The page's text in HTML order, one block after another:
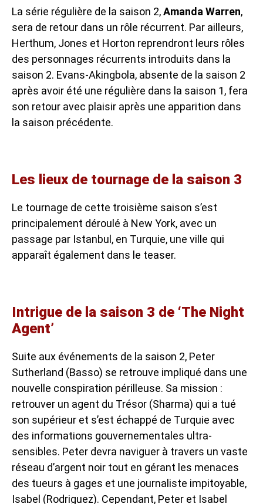
La série régulière de la saison 2,Amanda Warren,
sera de retour dans un rôle récurrent. Par ailleurs,
Herthum, Jones et Horton reprendront leurs rôles
des personnages récurrents introduits dans la
saison 2. Evans-Akingbola, absente de la saison 2
après avoir été une régulière dans la saison 1, fera
son retour avec plaisir après une apparition dans
la saison précédente.
Les lieux de tournage de la saison 3
Le tournage de cette troisième saison s’est
principalement déroulé à New York, avec un
passage par Istanbul, en Turquie, une ville qui
apparaît également dans le teaser.
Intrigue de la saison 3 de ‘The Night
Agent’
Suite aux événements de la saison 2, Peter
Sutherland (Basso) se retrouve impliqué dans une
nouvelle conspiration périlleuse. Sa mission :
retrouver un agent du Trésor (Sharma) qui a tué
son supérieur et s’est échappé de Turquie avec
des informations gouvernementales ultra-
sensibles. Peter devra naviguer à travers un vaste
réseau d’argent noir tout en gérant les menaces
des tueurs à gages et une journaliste impitoyable,
Isabel (Rodriguez). Cependant, Peter et Isabel